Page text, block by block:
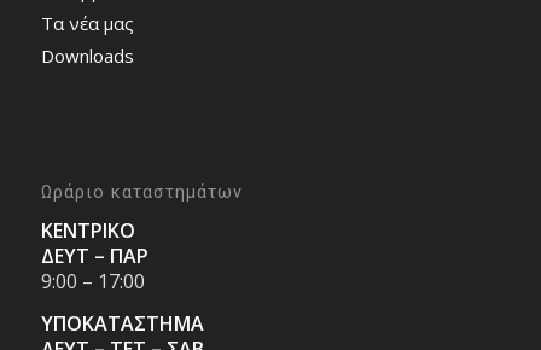
Τα νέα μας
Downloads
Ωράριο καταστημάτων
ΚΕΝΤΡΙΚΟ
ΔΕΥΤ – ΠΑΡ
9:00 – 17:00
ΥΠΟΚΑΤΑΣΤΗΜΑ